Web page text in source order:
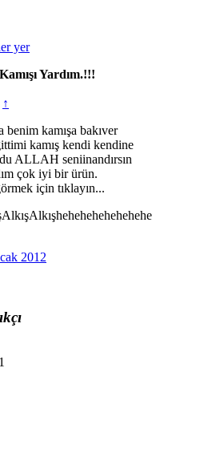
yer
Yardım.!!!
↑
benim kamışa bakıver
kamış kendi kendine
ALLAH seniinandırsın
çok iyi bir ürün.
için tıklayın...
2012